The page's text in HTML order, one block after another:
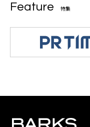
Feature 特集